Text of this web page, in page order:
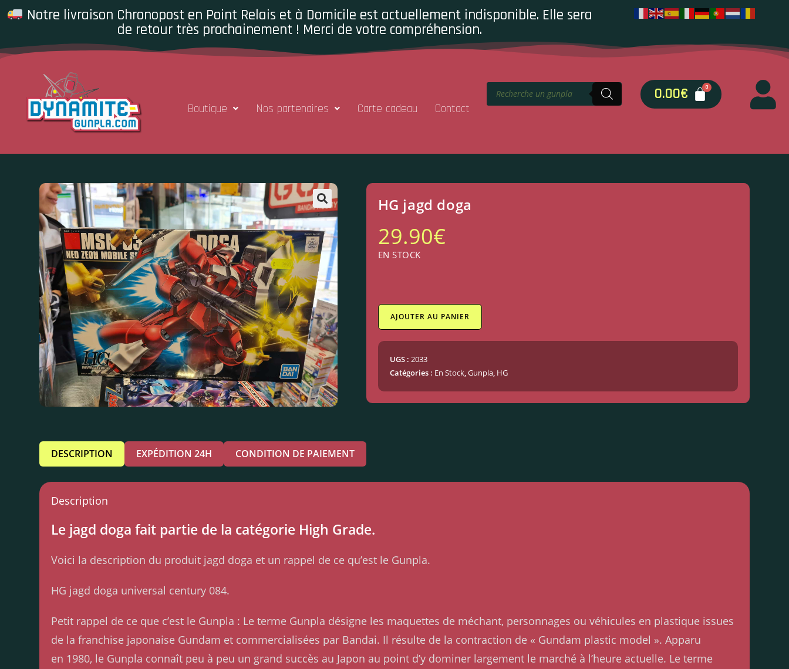
Notre livraison Chronopost en Point Relais et à Domicile est actuellement indisponible. Elle sera
de retour très prochainement ! Merci de votre compréhension.
Boutique Nos partenaires Carte cadeau Contact
0.00€
HG jagd doga
29.90€
EN STOCK
AJOUTER AU PANIER
UGS : 2033
Catégories : En Stock, Gunpla, HG
DESCRIPTION EXPÉDITION 24H CONDITION DE PAIEMENT
Description
Le jagd doga fait partie de la catégorie High Grade.
Voici la description du produit jagd doga et un rappel de ce qu’est le Gunpla.
HG jagd doga universal century 084.
Petit rappel de ce que c’est le Gunpla : Le terme Gunpla désigne les maquettes de méchant, personnages ou véhicules en plastique issues
de la franchise japonaise Gundam et commercialisées par Bandai. Il résulte de la contraction de « Gundam plastic model ». Apparu
en 1980, le Gunpla connaît peu à peu un grand succès au Japon au point d’y dominer largement le marché à l’heure actuelle. Le terme